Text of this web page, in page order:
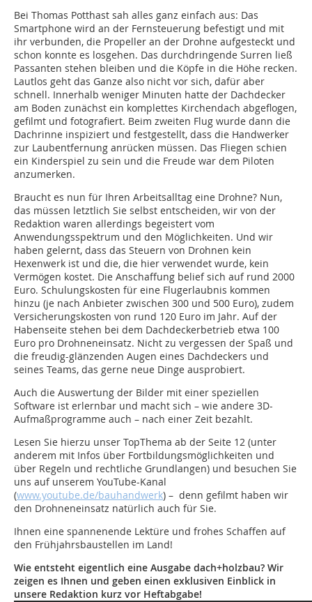
Bei Thomas Potthast sah alles ganz einfach aus: Das
Smartphone wird an der Fernsteuerung befestigt und mit
ihr verbunden, die Propeller an der Drohne aufgesteckt und
schon konnte es losgehen. Das durchdringende Surren ließ
Passanten stehen bleiben und die Köpfe in die Höhe recken.
Lautlos geht das Ganze also nicht vor sich, dafür aber
schnell. Innerhalb weniger Minuten hatte der Dachdecker
am Boden zunächst ein komplettes Kirchendach abgeflogen,
gefilmt und fotografiert. Beim zweiten Flug wurde dann die
Dachrinne inspiziert und festgestellt, dass die Handwerker
zur Laubentfernung anrücken müssen. Das Fliegen schien
ein Kinderspiel zu sein und die Freude war dem Piloten
anzumerken.
Braucht es nun für Ihren Arbeitsalltag eine Drohne? Nun,
das müssen letztlich Sie selbst entscheiden, wir von der
Redaktion waren allerdings begeistert vom
Anwendungsspektrum und den Möglichkeiten. Und wir
haben gelernt, dass das Steuern von Drohnen kein
Hexenwerk ist und die, die hier verwendet wurde, kein
Vermögen kostet. Die Anschaffung belief sich auf rund 2000
Euro. Schulungskosten für eine Flugerlaubnis kommen
hinzu (je nach Anbieter zwischen 300 und 500 Euro), zudem
Versicherungskosten von rund 120 Euro im Jahr. Auf der
Habenseite stehen bei dem Dachdeckerbetrieb etwa 100
Euro pro Drohneneinsatz. Nicht zu vergessen der Spaß und
die freudig-glänzenden Augen eines Dachdeckers und
seines Teams, das gerne neue Dinge ausprobiert.
Auch die Auswertung der Bilder mit einer speziellen
Software ist erlernbar und macht sich – wie andere 3D-
Aufmaßprogramme auch – nach einer Zeit bezahlt.
Lesen Sie hierzu unser TopThema ab der Seite 12 (unter
anderem mit Infos über Fortbildungsmöglichkeiten und
über Regeln und rechtliche Grundlangen) und besuchen Sie
uns auf unserem YouTube-Kanal
(www.youtube.de/bauhandwerk) – denn gefilmt haben wir
den Drohneneinsatz natürlich auch für Sie.
Ihnen eine spannenende Lektüre und frohes Schaffen auf
den Frühjahrsbaustellen im Land!
Wie entsteht eigentlich eine Ausgabe dach+holzbau? Wir
zeigen es Ihnen und geben einen exklusiven Einblick in
unsere Redaktion kurz vor Heftabgabe!